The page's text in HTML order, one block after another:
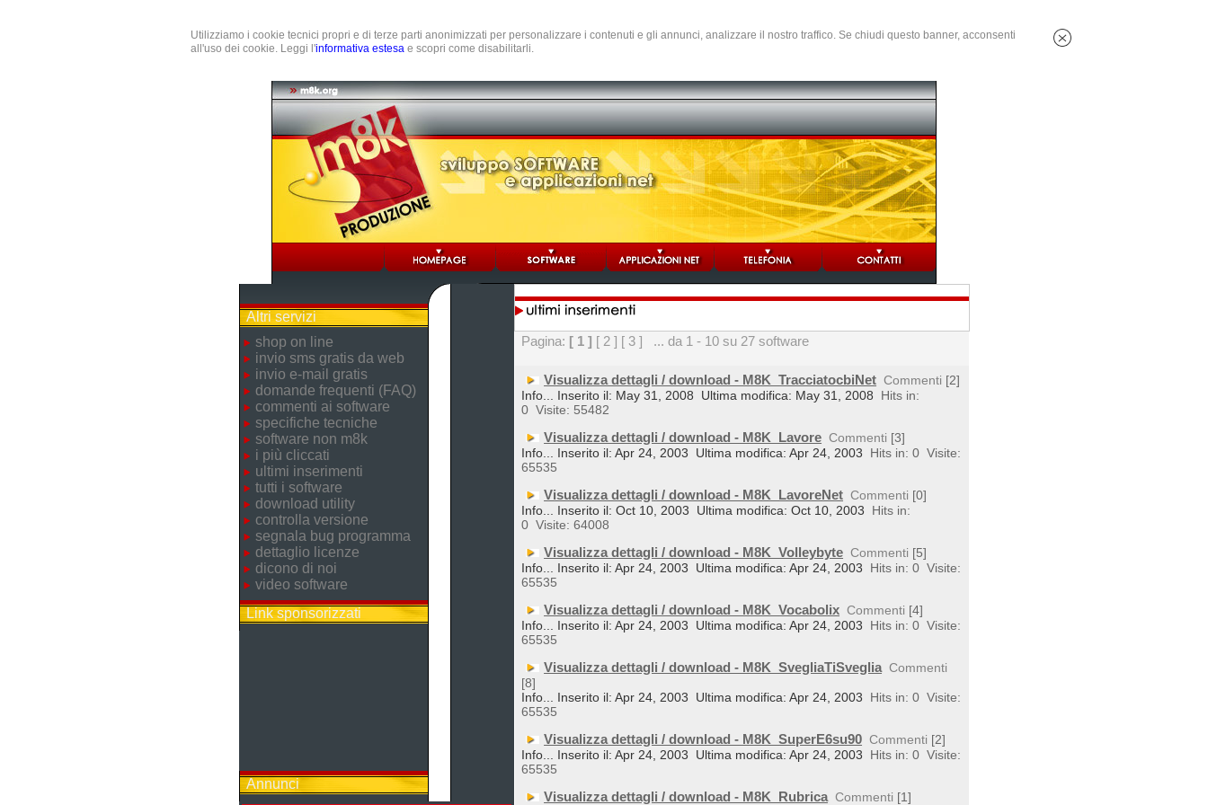
Utilizziamo i cookie tecnici propri e di terze parti anonimizzati per personalizzare i contenuti e gli annunci, analizzare il nostro traffico. Se chiudi questo banner, acconsenti
all'uso dei cookie. Leggi l'informativa estesa e scopri come disabilitarli.
Altri servizi
shop on line
invio sms gratis da web
invio e-mail gratis
domande frequenti (FAQ)
commenti ai software
specifiche tecniche
software non m8k
i più cliccati
ultimi inserimenti
tutti i software
download utility
controlla versione
segnala bug programma
dettaglio licenze
dicono di noi
video software
Link sponsorizzati
Annunci
Pagina: [ 1 ] [ 2 ] [ 3 ] ... da 1 - 10 su 27 software
Visualizza dettagli / download - M8K_TracciatocbiNet Commenti [2]
Info... Inserito il: May 31, 2008
Ultima modifica: May 31, 2008
Hits in:
0 Visite: 55482
Visualizza dettagli / download - M8K_Lavore Commenti [3]
Info... Inserito il: Apr 24, 2003
Ultima modifica: Apr 24, 2003 Hits in: 0 Visite:
65535
Visualizza dettagli / download - M8K_LavoreNet Commenti [0]
Info... Inserito il: Oct 10, 2003
Ultima modifica: Oct 10, 2003
Hits in:
0 Visite: 64008
Visualizza dettagli / download - M8K_Volleybyte Commenti [5]
Info... Inserito il: Apr 24, 2003
Ultima modifica: Apr 24, 2003 Hits in: 0 Visite:
65535
Visualizza dettagli / download - M8K_Vocabolix Commenti [4]
Info... Inserito il: Apr 24, 2003
Ultima modifica: Apr 24, 2003 Hits in: 0 Visite:
65535
Visualizza dettagli / download - M8K_SvegliaTiSveglia Commenti
[8]
Info... Inserito il: Apr 24, 2003
Ultima modifica: Apr 24, 2003 Hits in: 0 Visite:
65535
Visualizza dettagli / download - M8K_SuperE6su90 Commenti [2]
Info... Inserito il: Apr 24, 2003
Ultima modifica: Apr 24, 2003 Hits in: 0 Visite:
65535
Visualizza dettagli / download - M8K_Rubrica Commenti [1]